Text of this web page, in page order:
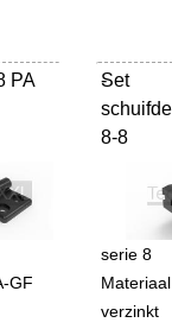
PA
GF
Set
8-8
-
serie 8
verzinkt